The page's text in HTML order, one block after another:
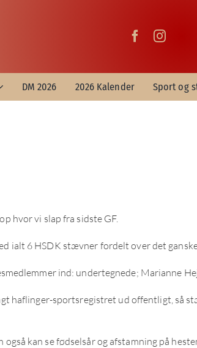
DM 2026 2026 Kalender Sport og
hvor vi slap fra sidste GF.
ialt 6 HSDK stævner fordelt over det ganske
ind: undertegnede; Marianne
haflinger-sportsregistret ud offentligt, så
også kan se fødselsår og afstamning på